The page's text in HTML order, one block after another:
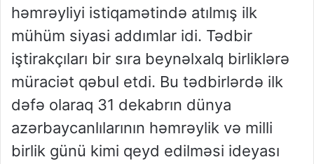
həmrəyliyi istiqamətində atılmış ilk
mühüm siyasi addımlar idi. Tədbir
iştirakçıları bir sıra beynəlxalq birliklərə
müraciət qəbul etdi. Bu tədbirlərdə ilk
dəfə olaraq 31 dekabrın dünya
azərbaycanlılarının həmrəylik və milli
birlik günü kimi qeyd edilməsi ideyası